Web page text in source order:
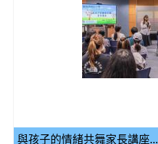
與孩子的情緒共舞家長講座...